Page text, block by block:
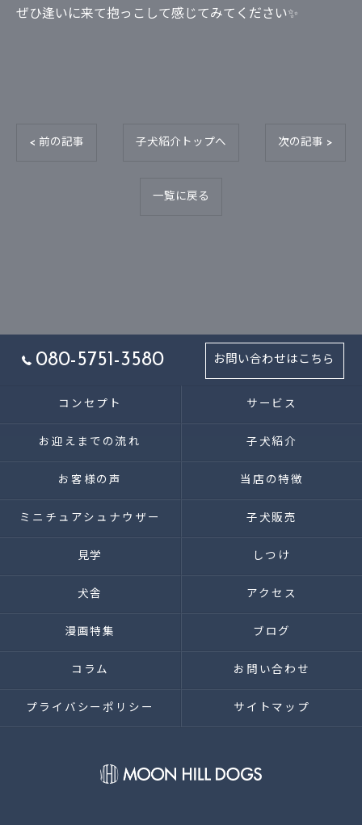
ぜひ逢いに来て抱っこして感じてみてください✨
< 前の記事 子犬紹介トップへ 次の記事 >
一覧に戻る
080-5751-3580 お問い合わせはこちら
コンセプト サービス
お迎えまでの流れ 子犬紹介
お客様の声 当店の特徴
ミニチュアシュナウザー 子犬販売
見学 しつけ
犬舎 アクセス
漫画特集 ブログ
コラム お問い合わせ
プライバシーポリシー サイトマップ